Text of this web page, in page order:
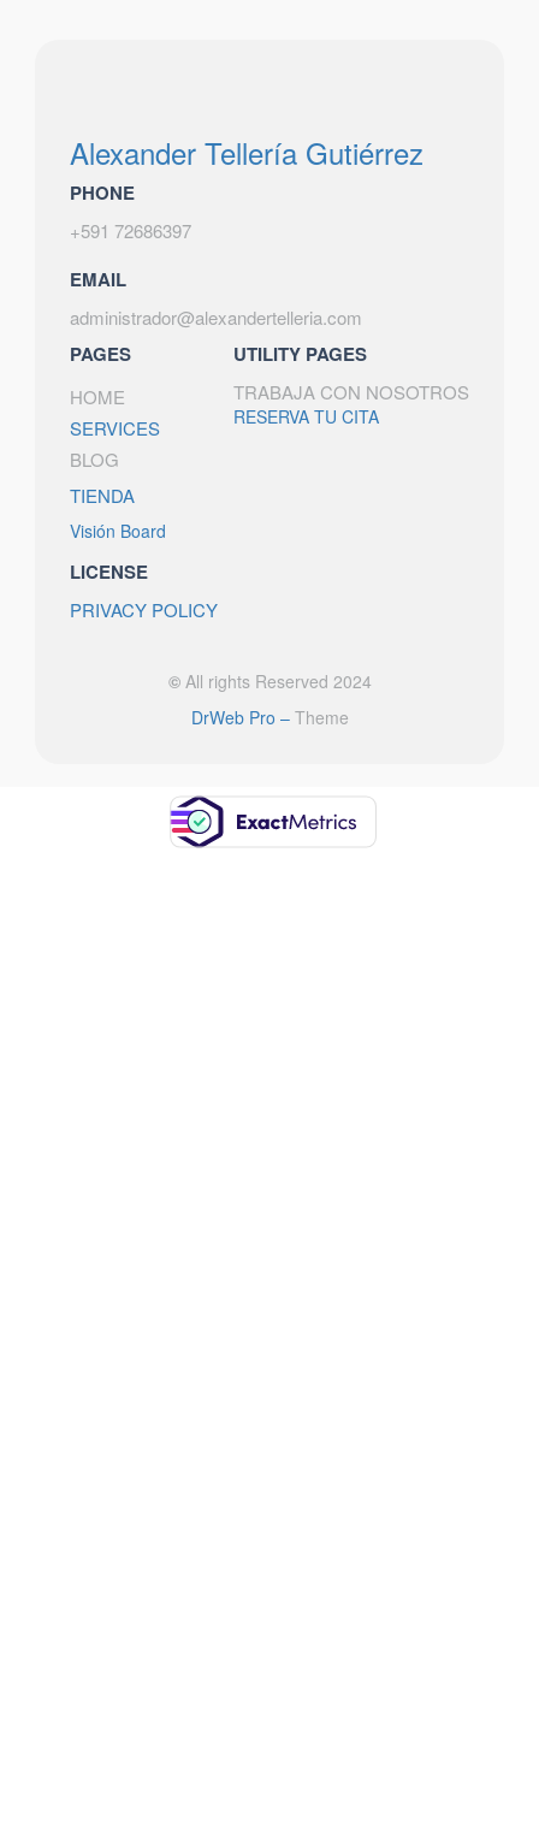
Alexander Tellería Gutiérrez
PHONE
+591 72686397
EMAIL
administrador@alexandertelleria.com
PAGES
HOME
SERVICES
BLOG
TIENDA
Visión Board
UTILITY PAGES
TRABAJA CON NOSOTROS
RESERVA TU CITA
LICENSE
PRIVACY POLICY
©All rights Reserved 2024
DrWeb Pro –Theme